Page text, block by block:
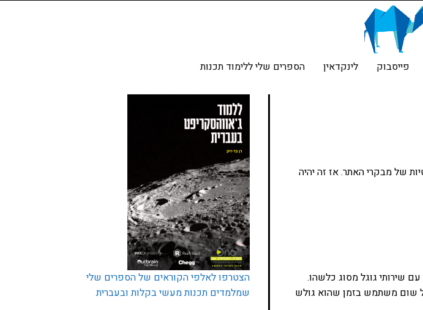
פייסבוק לינקדאין הספרים שלי ללימוד תכנות
של מבקרי האתר. אז זה יהיה
שירותי גוגל מסוג כלשהו.
שום משתמש בזמן שהוא גולש
הצטרפו לאלפי הקוראים של הספרים שלי
שמלמדים תכנות מעשי בקלות ובעברית